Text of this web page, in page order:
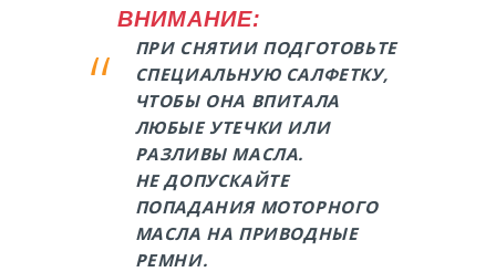
ВНИМАНИЕ:
ПРИ СНЯТИИ ПОДГОТОВЬТЕ
СПЕЦИАЛЬНУЮ САЛФЕТКУ,
ЧТОБЫ ОНА ВПИТАЛА
ЛЮБЫЕ УТЕЧКИ ИЛИ
РАЗЛИВЫ МАСЛА.
НЕ ДОПУСКАЙТЕ
ПОПАДАНИЯ МОТОРНОГО
МАСЛА НА ПРИВОДНЫЕ
РЕМНИ.